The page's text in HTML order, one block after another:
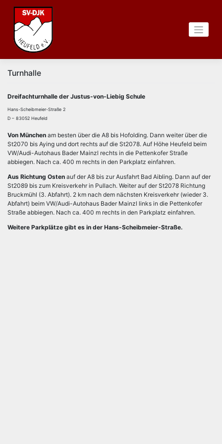
springen
Turnhalle
Dreifachturnhalle der Justus-von-Liebig Schule
Hans-Scheibmeier-Straße 2
D – 83052 Heufeld
Von München am besten über die A8 bis Hofolding. Dann weiter über die
St2070 bis Aying und dort rechts auf die St2078. Auf Höhe Heufeld beim
VW/Audi-Autohaus Bader Mainzl rechts in die Pettenkofer Straße
abbiegen. Nach ca. 400 m rechts in den Parkplatz einfahren.
Aus Richtung Osten auf der A8 bis zur Ausfahrt Bad Aibling. Dann auf der
St2089 bis zum Kreisverkehr in Pullach. Weiter auf der St2078 Richtung
Bruckmühl (3. Abfahrt). 2 km nach dem nächsten Kreisverkehr (wieder 3.
Abfahrt) beim VW/Audi-Autohaus Bader Mainzl links in die Pettenkofer
Straße abbiegen. Nach ca. 400 m rechts in den Parkplatz einfahren.
Weitere Parkplätze gibt es in der Hans-Scheibmeier-Straße.